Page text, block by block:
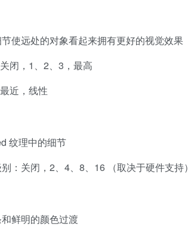
使远处的对象看起来拥有更好的视觉效果
闭，1、2、3，最高
近，线性
纹理中的细节
：关闭，2、4、8、16 （取决于硬件支持）
鲜明的颜色过渡